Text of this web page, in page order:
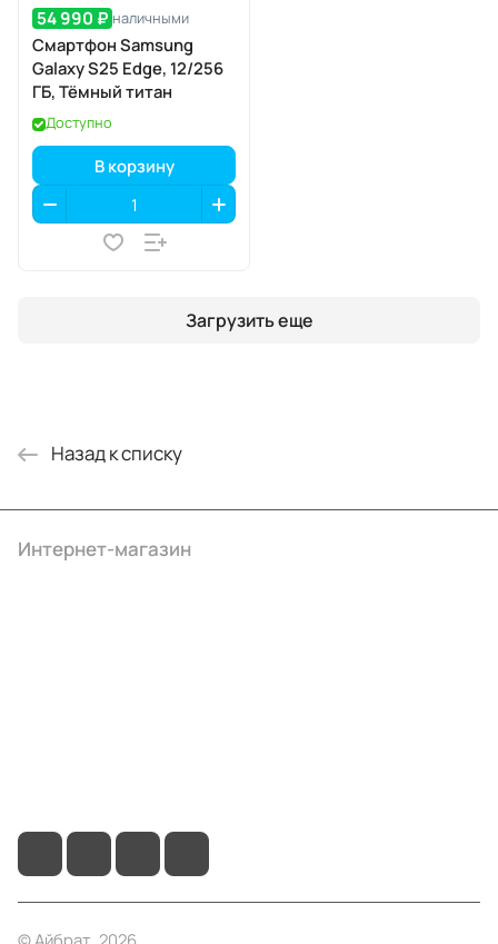
54 990 ₽ наличными
Смартфон Samsung
Galaxy S25 Edge, 12/256
ГБ, Тёмный титан
Доступно
В корзину
Загрузить еще
Назад к списку
Интернет-магазин